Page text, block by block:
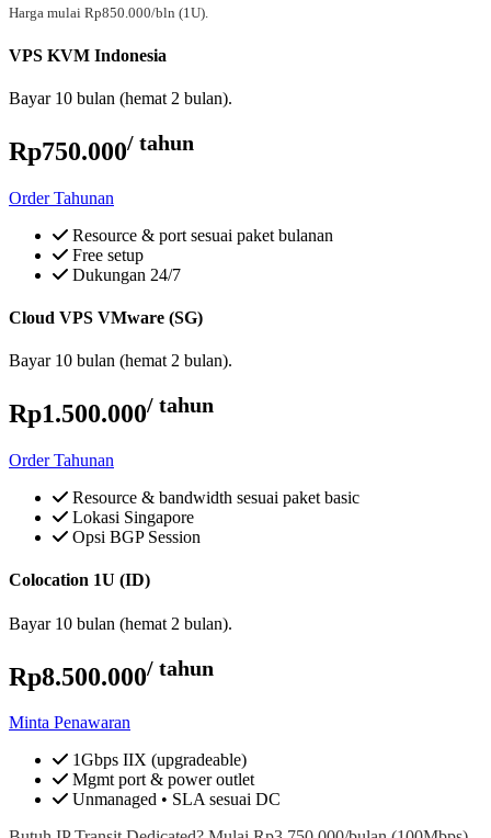
Harga mulai Rp850.000/bln (1U).
VPS KVM Indonesia
Bayar 10 bulan (hemat 2 bulan).
Rp750.000/ tahun
Order Tahunan
Resource & port sesuai paket bulanan
Free setup
Dukungan 24/7
Cloud VPS VMware (SG)
Bayar 10 bulan (hemat 2 bulan).
Rp1.500.000/ tahun
Order Tahunan
Resource & bandwidth sesuai paket basic
Lokasi Singapore
Opsi BGP Session
Colocation 1U (ID)
Bayar 10 bulan (hemat 2 bulan).
Rp8.500.000/ tahun
Minta Penawaran
1Gbps IIX (upgradeable)
Mgmt port & power outlet
Unmanaged • SLA sesuai DC